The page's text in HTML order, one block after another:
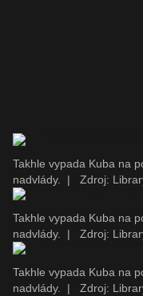
Takhle vypada Kuba na
nadvlády.
| Zdroj:
Takhle vypada Kuba na
nadvlády.
| Zdroj:
Takhle vypada Kuba na
nadvlády.
| Zdroj: